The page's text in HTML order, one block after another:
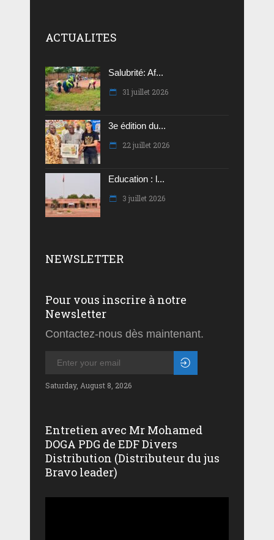
ACTUALITES
Salubrité: Af...
31 juillet 2026
3e édition du...
22 juillet 2026
Education : l...
3 juillet 2026
NEWSLETTER
Pour vous inscrire à notre
Newsletter
Contactez-nous dès maintenant.
Saturday, August 8, 2026
Entretien avec Mr Mohamed
DOGA PDG de EDF Divers
Distribution (Distributeur du jus
Bravo leader)